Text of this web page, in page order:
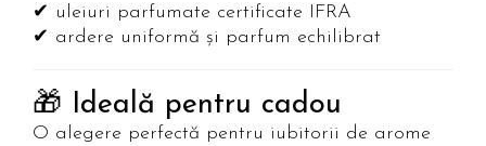
✔ uleiuri parfumate certificate IFRA
✔ ardere uniformă și parfum echilibrat
🎁 Ideală pentru cadou
O alegere perfectă pentru iubitorii de arome